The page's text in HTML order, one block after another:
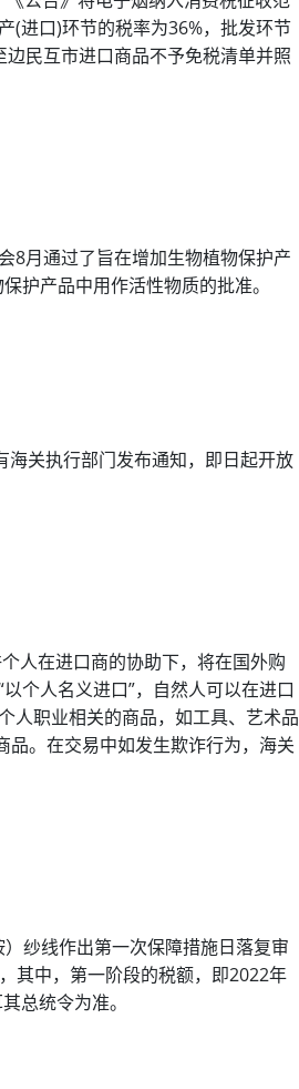
(进口)环节的税率为36%，批发环节
民互市进口商品不予免税清单并照
8月通过了旨在增加生物植物保护产
护产品中用作活性物质的批准。
关执行部门发布通知，即日起开放
人在进口商的协助下，将在国外购
个人名义进口”，自然人可以在进口
人职业相关的商品，如工具、艺术品
品。在交易中如发生欺诈行为，海关
纱线作出第一次保障措施日落复审
其中，第一阶段的税额，即2022年
总统令为准。